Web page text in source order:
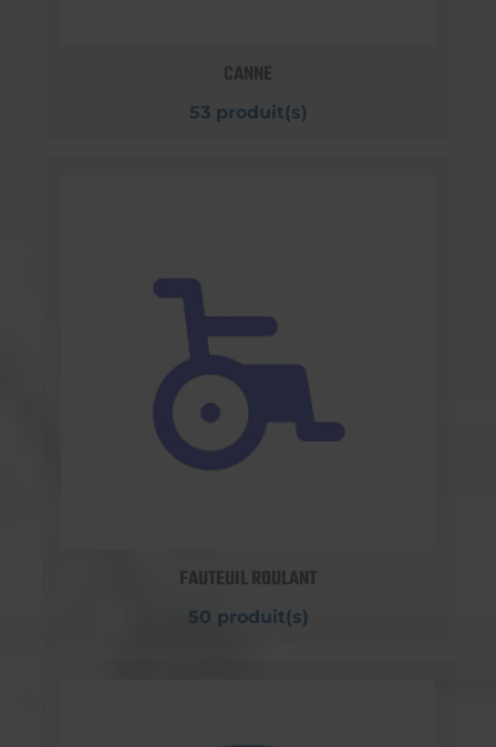
CANNE
53 produit(s)
FAUTEUIL ROULANT
50 produit(s)